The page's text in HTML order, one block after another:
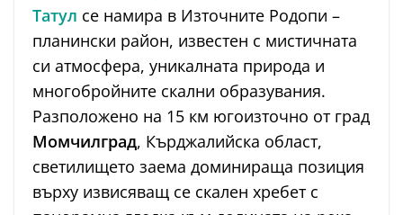
Татул се намира в Източните Родопи –
планински район, известен с мистичната
си атмосфера, уникалната природа и
многобройните скални образувания.
Разположено на 15 км югоизточно от град
Момчилград, Кърджалийска област,
светилището заема доминираща позиция
върху извисяващ се скален хребет с